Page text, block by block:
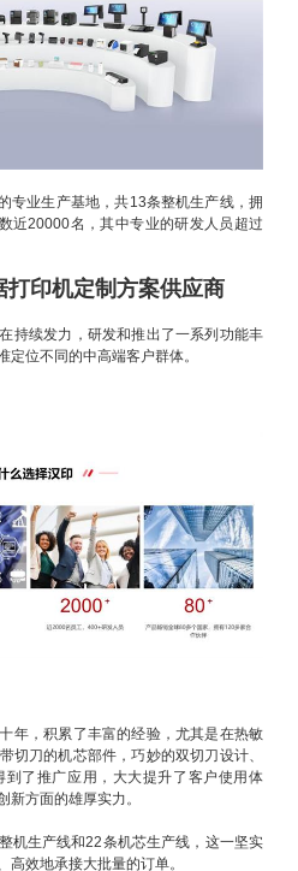
专业生产基地，共13条整机生产线，拥
近20000名，其中专业的研发人员超过
打印机定制方案供应商
持续发力，研发和推出了一系列功能丰
位不同的中高端客户群体。
年，积累了丰富的经验，尤其是在热敏
切刀的机芯部件，巧妙的双切刀设计、
了推广应用，大大提升了客户使用体
新方面的雄厚实力。
机生产线和22条机芯生产线，这一坚实
效地承接大批量的订单。